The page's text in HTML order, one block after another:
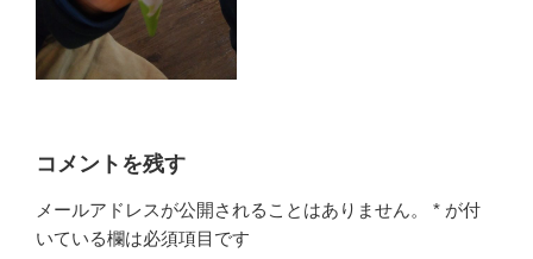
コメントを残す
メールアドレスが公開されることはありません。 * が付
いている欄は必須項目です